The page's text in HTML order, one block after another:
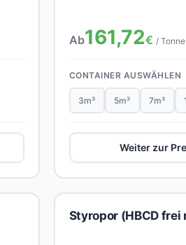
Ab161,72€ / Tonne
CONTAINER AUSWÄHLEN
3m³ 5m³ 7m³
Weiter zur
Styropor (HBCD